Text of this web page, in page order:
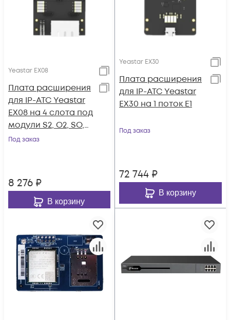
Yeastar EX08
Плата расширения
для IP-АТС Yeastar
EX08 на 4 слота под
модули S2, O2, SO,
GSM/UMTS, B2
Под заказ
8 276 ₽
В корзину
Yeastar EX30
Плата расширения
для IP-АТС Yeastar
EX30 на 1 поток E1
Под заказ
72 744 ₽
В корзину